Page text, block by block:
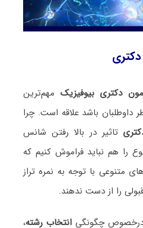
دکتری بیوفیزیک مهم‌ترین
باشد علاقه است. چرا
تاثیر در بالا رفتن شانس
را هم نباید فراموش کنیم که
متنوعی با توجه به نمره تراز
را از دست ندهند.
درخصوص چگونگی انتخاب رشته،